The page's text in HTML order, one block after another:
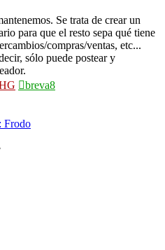
Se trata de crear un
para que el resto sepa qué tiene
compras/ventas, etc...
sólo puede postear y
breva8
Frodo